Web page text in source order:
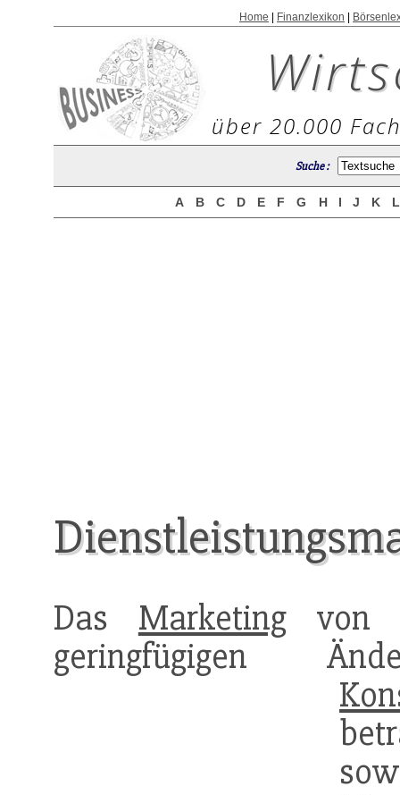
Home Finanzlexikon
über 20.000
Suche :
A B C D E F G H I J K
Das Marketingvon
geringfügigen